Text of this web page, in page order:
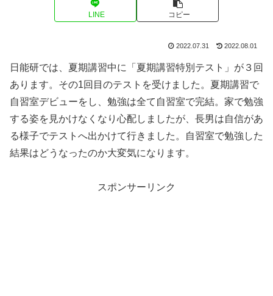
LINE コピー
2022.07.31 2022.08.01
日能研では、夏期講習中に「夏期講習特別テスト」が３回
あります。その1回目のテストを受けました。夏期講習で
自習室デビューをし、勉強は全て自習室で完結。家で勉強
する姿を見かけなくなり心配しましたが、長男は自信があ
る様子でテストへ出かけて行きました。自習室で勉強した
結果はどうなったのか大変気になります。
スポンサーリンク